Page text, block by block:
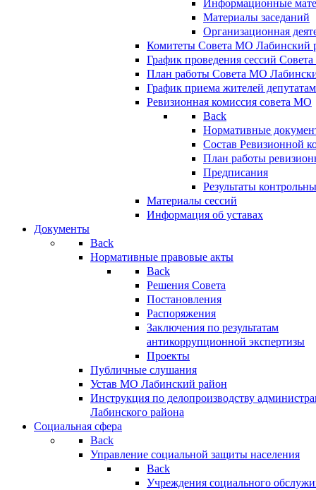
Информационные
Материалы заседаний
Организационная
Комитеты Совета МО Лабинский
График проведения сессий
План работы Совета МО
График приема жителей
Ревизионная комиссия совета МО
Back
Нормативные
Состав Ревизионной
План работы
Предписания
Результаты
Материалы сессий
Информация об уставах
Документы
Back
Нормативные правовые акты
Back
Решения Совета
Постановления
Распоряжения
Заключения по результатам
антикоррупционной экспертизы
Проекты
Публичные слушания
Устав МО Лабинский район
Инструкция по делопроизводству
Лабинского района
Социальная сфера
Back
Управление социальной защиты населения
Back
Учреждения социального